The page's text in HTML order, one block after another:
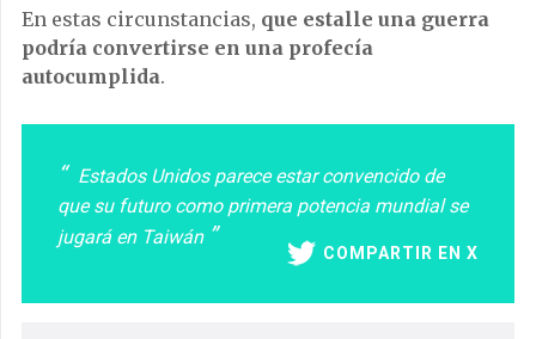
En estas circunstancias, que estalle una guerra
podría convertirse en una profecía
autocumplida.
Estados Unidos parece estar convencido de
que su futuro como primera potencia mundial se
jugará en Taiwán
COMPARTIR EN X